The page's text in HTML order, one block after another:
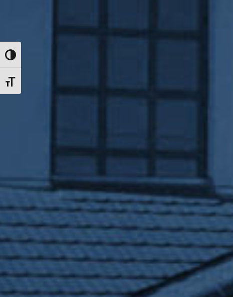
Nagy kontraszt váltása
Betűméret váltása